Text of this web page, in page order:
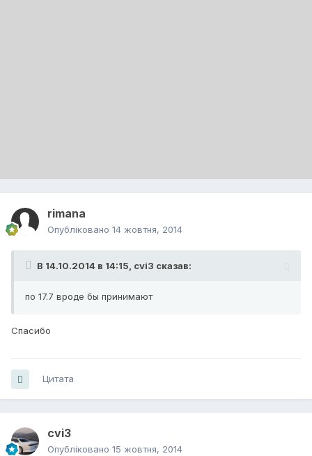
rimana
Опубліковано 14 жовтня, 2014
В 14.10.2014 в 14:15, cvi3 сказав:
по 17.7 вроде бы принимают
Спасибо
Цитата
cvi3
Опубліковано 15 жовтня, 2014